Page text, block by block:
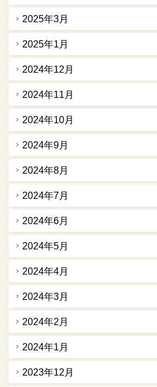
2025年3月
2025年1月
2024年12月
2024年11月
2024年10月
2024年9月
2024年8月
2024年7月
2024年6月
2024年5月
2024年4月
2024年3月
2024年2月
2024年1月
2023年12月